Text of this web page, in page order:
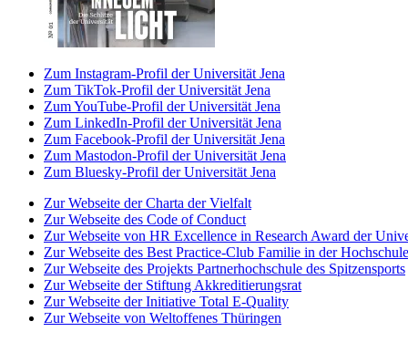
Zum Instagram-Profil der Universität Jena
Zum TikTok-Profil der Universität Jena
Zum YouTube-Profil der Universität Jena
Zum LinkedIn-Profil der Universität Jena
Zum Facebook-Profil der Universität Jena
Zum Mastodon-Profil der Universität Jena
Zum Bluesky-Profil der Universität Jena
Zur Webseite der Charta der Vielfalt
Zur Webseite des Code of Conduct
Zur Webseite von HR Excellence in Research Award der
Zur Webseite des Best Practice-Club Familie in der Hochschule
Zur Webseite des Projekts Partnerhochschule des Spitzensports
Zur Webseite der Stiftung Akkreditierungsrat
Zur Webseite der Initiative Total E-Quality
Zur Webseite von Weltoffenes Thüringen